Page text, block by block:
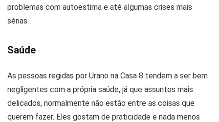
problemas com autoestima e até algumas crises mais
sérias.
Saúde
As pessoas regidas por Urano na Casa 8 tendem a ser bem
negligentes com a própria saúde, já que assuntos mais
delicados, normalmente não estão entre as coisas que
querem fazer. Eles gostam de praticidade e nada menos